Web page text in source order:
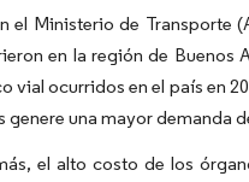
el Ministerio de Transporte
en la región de Buenos
vial ocurridos en el país en
genere una mayor demanda
el alto costo de los